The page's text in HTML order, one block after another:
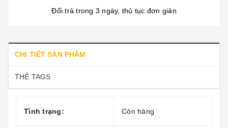
Đổi trả trong 3 ngày, thủ tục đơn giản
CHI TIẾT SẢN PHẨM
THẺ TAGS
Tình trạng: Còn hàng